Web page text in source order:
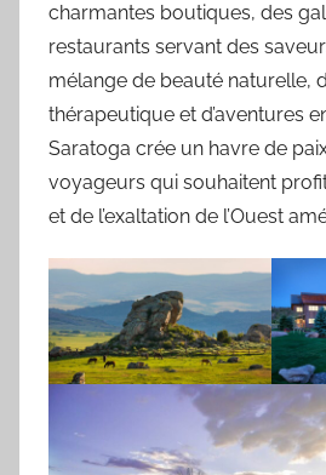
charmantes boutiques, des
restaurants servant des
mélange de beauté naturelle,
thérapeutique et d’aventures
Saratoga crée un havre de
voyageurs qui souhaitent
et de l’exaltation de l’Ouest